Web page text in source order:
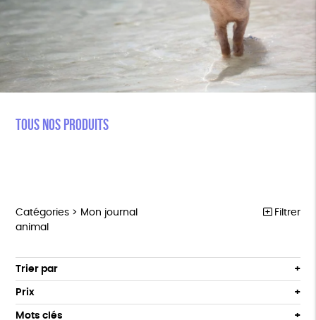
Tous nos produits
Catégories > Mon journal
animal
Filtrer
MARCHE POUR LA FERMETURE DES ABATTOIRS
OUTILS MILITANTS
TRACTS
Trier par
Par défaut
Popularité
Prix
Tous
Mots clés